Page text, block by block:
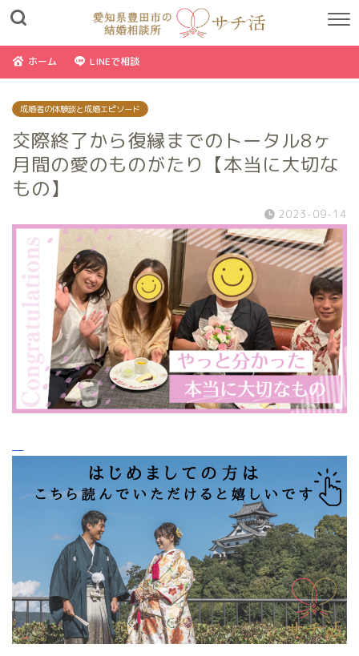
ホーム LINEで相談
成婚者の体験談と成婚エピソード
交際終了から復縁までのトータル8ヶ
月間の愛のものがたり【本当に大切な
もの】
2023-09-14